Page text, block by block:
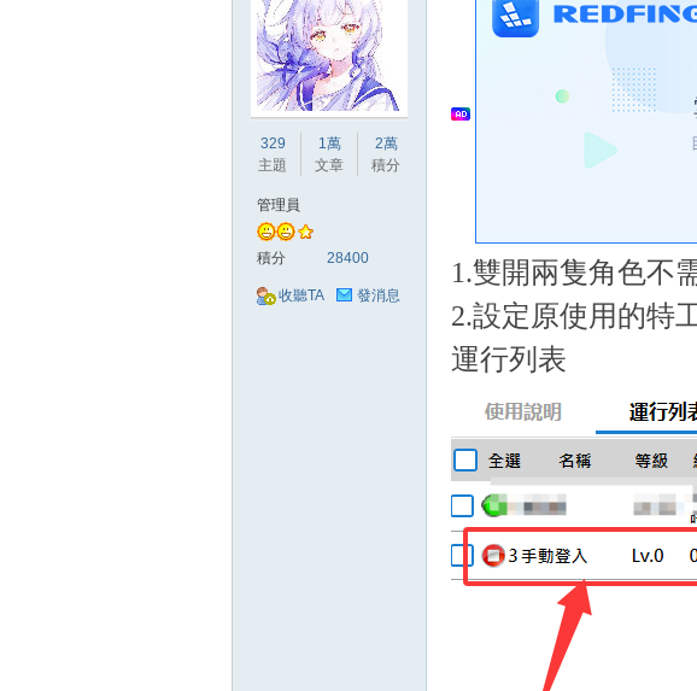
329
主題
1萬
文章
2萬
積分
管理員
積分 28400
收聽TA 發消息
1.雙開兩隻角色不
2.設定原使用的特
運行列表